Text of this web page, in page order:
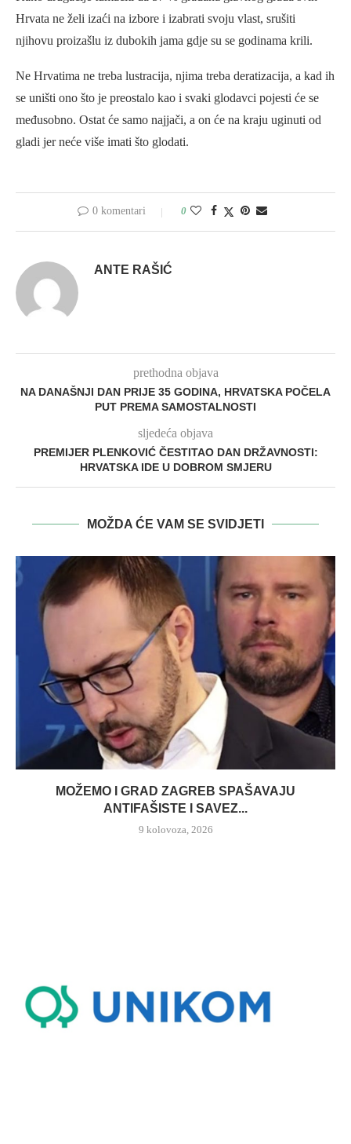
Hrvata ne želi izaći na izbore i izabrati svoju vlast, srušiti
njihovu proizašlu iz dubokih jama gdje su se godinama krili.
Ne Hrvatima ne treba lustracija, njima treba deratizacija, a kad ih
se uništi ono što je preostalo kao i svaki glodavci pojesti će se
međusobno. Ostat će samo najjači, a on će na kraju uginuti od
gladi jer neće više imati što glodati.
0 komentari 0
ANTE RAŠIĆ
prethodna objava
NA DANAŠNJI DAN PRIJE 35 GODINA, HRVATSKA POČELA
PUT PREMA SAMOSTALNOSTI
sljedeća objava
PREMIJER PLENKOVIĆ ČESTITAO DAN DRŽAVNOSTI:
HRVATSKA IDE U DOBROM SMJERU
MOŽDA ĆE VAM SE SVIDJETI
MOŽEMO I GRAD ZAGREB SPAŠAVAJU
ANTIFAŠISTE I SAVEZ...
9 kolovoza, 2026